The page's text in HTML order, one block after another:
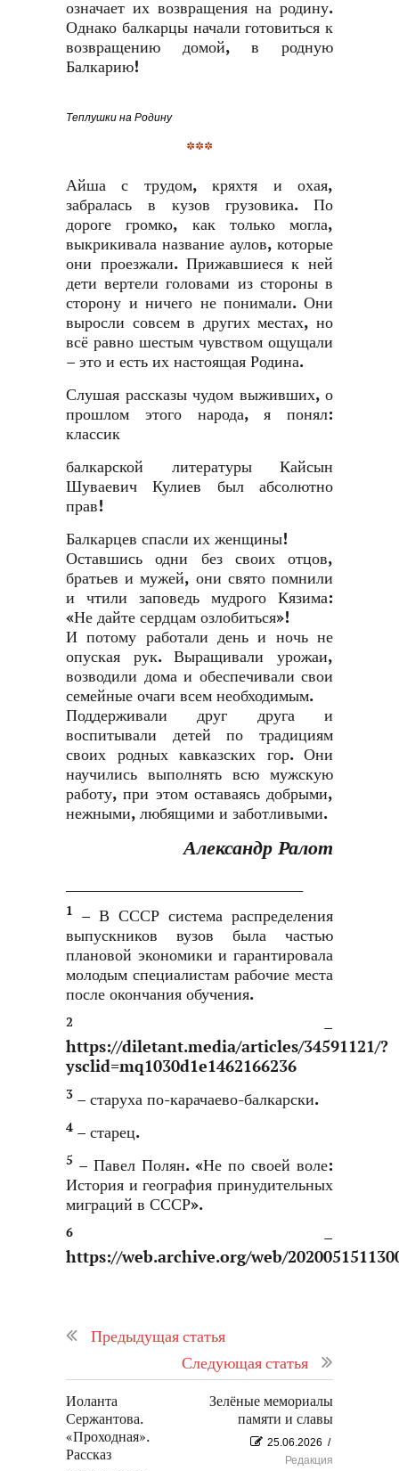
означает их возвращения на родину.
Однако балкарцы начали готовиться к
возвращению домой, в родную
Балкарию!
Теплушки на Родину
***
Айша с трудом, кряхтя и охая,
забралась в кузов грузовика. По
дороге громко, как только могла,
выкрикивала название аулов, которые
они проезжали. Прижавшиеся к ней
дети вертели головами из стороны в
сторону и ничего не понимали. Они
выросли совсем в других местах, но
всё равно шестым чувством ощущали
– это и есть их настоящая Родина.
Слушая рассказы чудом выживших, о
прошлом этого народа, я понял:
классик
балкарской литературы Кайсын
Шуваевич Кулиев был абсолютно
прав!
Балкарцев спасли их женщины!
Оставшись одни без своих отцов,
братьев и мужей, они свято помнили
и чтили заповедь мудрого Кязима:
«Не дайте сердцам озлобиться»!
И потому работали день и ночь не
опуская рук. Выращивали урожаи,
возводили дома и обеспечивали свои
семейные очаги всем необходимым.
Поддерживали друг друга и
воспитывали детей по традициям
своих родных кавказских гор. Они
научились выполнять всю мужскую
работу, при этом оставаясь добрыми,
нежными, любящими и заботливыми.
Александр Ралот
1 – В СССР система распределения
выпускников вузов была частью
плановой экономики и гарантировала
молодым специалистам рабочие места
после окончания обучения.
2 –
https://diletant.media/articles/34591121/?
ysclid=mq1030d1e1462166236
3 – старуха по-карачаево-балкарски.
4 – старец.
5 – Павел Полян. «Не по своей воле:
История и география принудительных
миграций в СССР».
6 –
https://web.archive.org/web/
Предыдущая статья
Следующая статья
Иоланта
Сержантова.
«Проходная».
Рассказ
Зелёные мемориалы
памяти и славы
25.06.2026 /
Редакция